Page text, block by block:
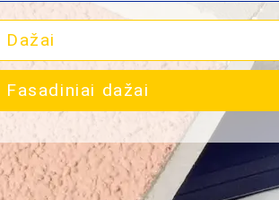
Dažai
Fasadiniai dažai